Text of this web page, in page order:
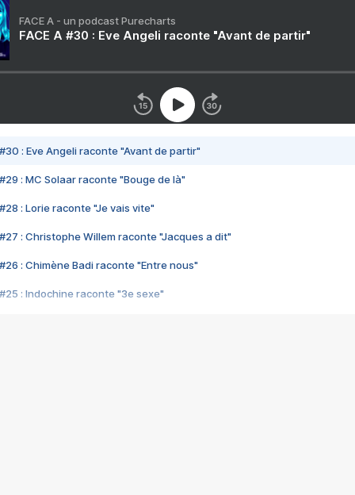
FACE A - un podcast Purecharts
FACE A #30 : Eve Angeli raconte "Avant de partir"
#30 : Eve Angeli raconte "Avant de partir"
#29 : MC Solaar raconte "Bouge de là"
#28 : Lorie raconte "Je vais vite"
#27 : Christophe Willem raconte "Jacques a dit"
#26 : Chimène Badi raconte "Entre nous"
#25 : Indochine raconte "3e sexe"